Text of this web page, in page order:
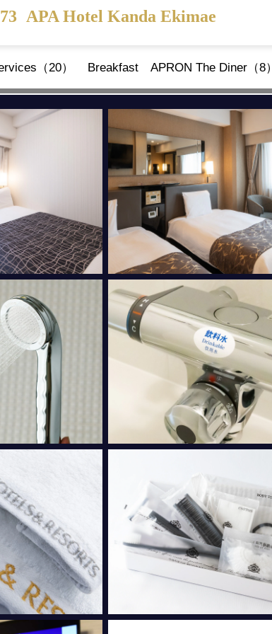
APA Hotel Kanda Ekimae
（20） Breakfast APRON The Diner（8）